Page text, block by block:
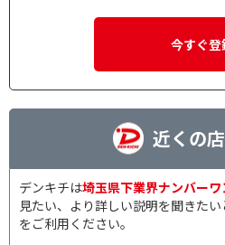
今すぐ登
近くの
デンキチは埼玉県下業界ナンバー
見たい、より詳しい説明を聞きた
をご利用ください。